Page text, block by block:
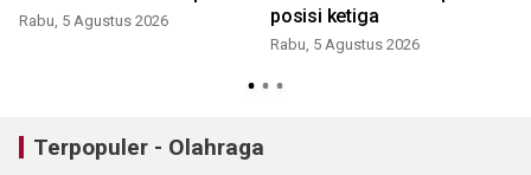
Rabu, 5 Agustus 2026
posisi ketiga
Rabu, 5 Agustus 2026
Terpopuler - Olahraga